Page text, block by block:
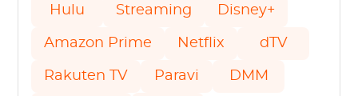
Hulu Streaming Disney+
Amazon Prime Netflix dTV
Rakuten TV Paravi DMM